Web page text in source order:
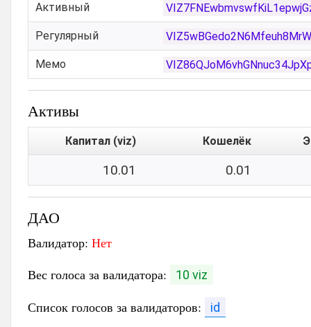
Активный
Регулярный
Мемо
Активы
Капитал (viz) Кошелёк
10.01 0.01
ДАО
Валидатор: Нет
Вес голоса за валидатора:
10 viz
Список голосов за валидаторов: id